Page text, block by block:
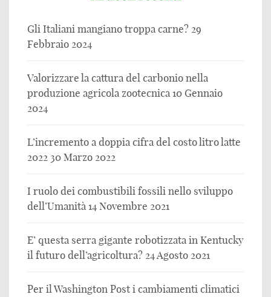
Gli Italiani mangiano troppa carne? 29
Febbraio 2024
Valorizzare la cattura del carbonio nella
produzione agricola zootecnica10 Gennaio
2024
L’incremento a doppia cifra del costo litro latte
2022 30 Marzo 2022
I ruolo dei combustibili fossili nello sviluppo
dell’Umanità14 Novembre 2021
E’ questa serra gigante robotizzata in Kentucky
il futuro dell’agricoltura? 24 Agosto 2021
Per il Washington Post i cambiamenti climatici